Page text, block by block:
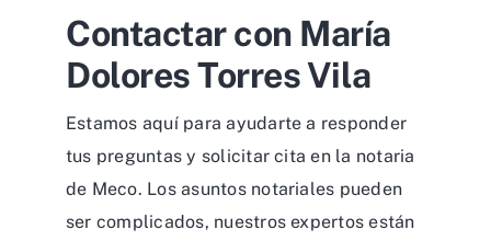
Contactar con María
Dolores Torres Vila
Estamos aquí para ayudarte a responder
tus preguntas y solicitar cita en la notaria
de Meco. Los asuntos notariales pueden
ser complicados, nuestros expertos están